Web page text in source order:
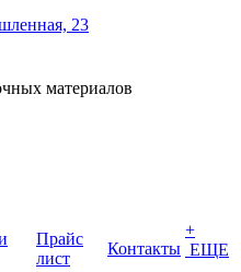
23
материалов
Прайс
лист
Контакты
+
ЕЩЕ